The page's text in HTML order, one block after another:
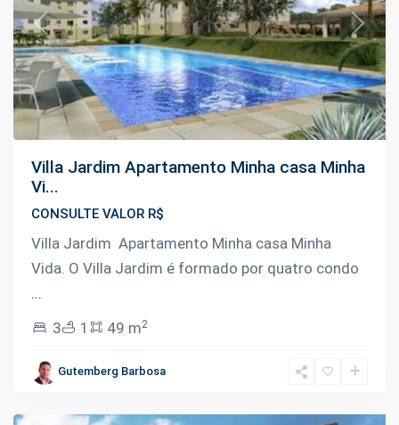
Previous Next
Villa Jardim Apartamento Minha casa Minha
Vi...
CONSULTE VALOR R$
Villa Jardim Apartamento Minha casa Minha
Vida. O Villa Jardim é formado por quatro condo
...
3
1 49 m2
Gutemberg Barbosa
Aleixo,